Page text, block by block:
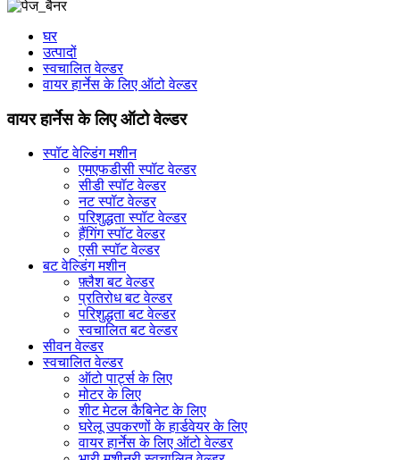
घर
उत्पादों
स्वचालित वेल्डर
वायर हार्नेस के लिए ऑटो वेल्डर
वायर हार्नेस के लिए ऑटो वेल्डर
स्पॉट वेल्डिंग मशीन
एमएफडीसी स्पॉट वेल्डर
सीडी स्पॉट वेल्डर
नट स्पॉट वेल्डर
परिशुद्धता स्पॉट वेल्डर
हैंगिंग स्पॉट वेल्डर
एसी स्पॉट वेल्डर
बट वेल्डिंग मशीन
फ़्लैश बट वेल्डर
प्रतिरोध बट वेल्डर
परिशुद्धता बट वेल्डर
स्वचालित बट वेल्डर
सीवन वेल्डर
स्वचालित वेल्डर
ऑटो पार्ट्स के लिए
मोटर के लिए
शीट मेटल कैबिनेट के लिए
घरेलू उपकरणों के हार्डवेयर के लिए
वायर हार्नेस के लिए ऑटो वेल्डर